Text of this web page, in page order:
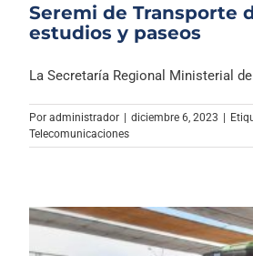
Seremi de Transporte
estudios y paseos
La Secretaría Regional Ministerial
Por administrador diciembre 6, 2023
Telecomunicaciones